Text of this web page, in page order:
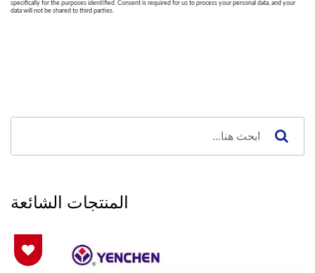
المنتجات الشائعة